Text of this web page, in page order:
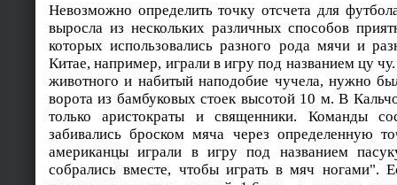
Невозможно определить точку отсчета для
выросла из нескольких различных способов
которых использовались разного рода мячи и
Китае, например, играли в игру под названием цу
животного и набитый наподобие чучела, нужно
ворота из бамбуковых стоек высотой 10 м. В
только аристократы и священники. Команды
забивались броском мяча через определенную
американцы играли в игру под названием
собрались вместе, чтобы играть в мяч ногами".